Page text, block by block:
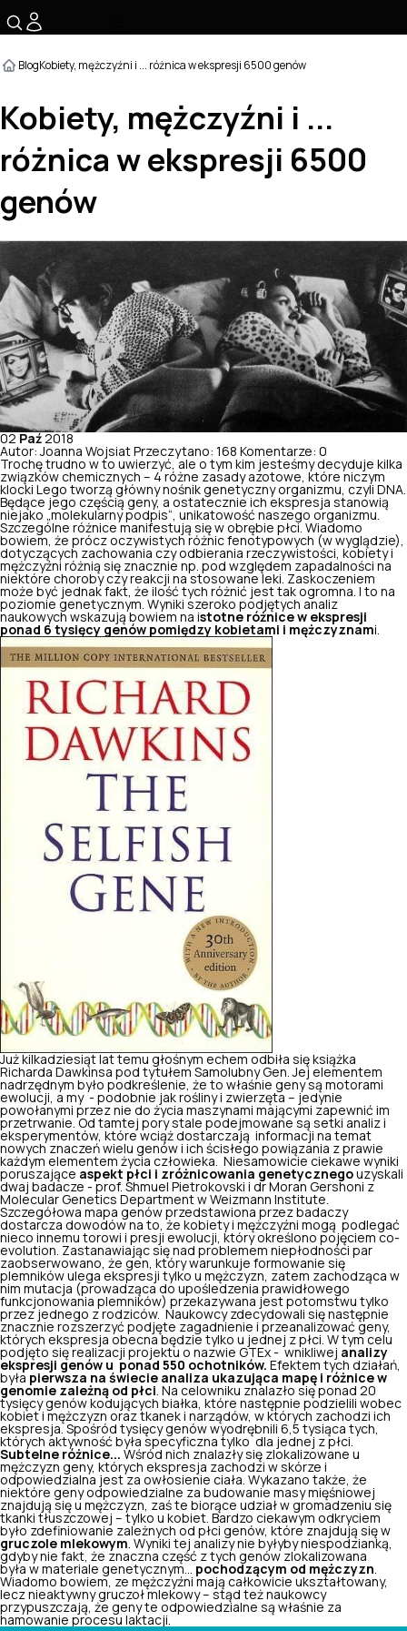
BlogKobiety, mężczyźni i ... różnica w ekspresji 6500 genów
Kobiety, mężczyźni i ...
różnica w ekspresji 6500
genów
02 Paź 2018
Autor: Joanna Wojsiat Przeczytano: 168 Komentarze: 0
Trochę trudno w to uwierzyć, ale o tym kim jesteśmy decyduje kilka
związków chemicznych – 4 różne zasady azotowe, które niczym
klocki Lego tworzą główny nośnik genetyczny organizmu, czyli DNA.
Będące jego częścią geny, a ostatecznie ich ekspresja stanowią
niejako „molekularny podpis“, unikatowość naszego organizmu.
Szczególne różnice manifestują się w obrębie płci. Wiadomo
bowiem, że prócz oczywistych różnic fenotypowych (w wyglądzie),
dotyczących zachowania czy odbierania rzeczywistości, kobiety i
mężczyźni różnią się znacznie np. pod względem zapadalności na
niektóre choroby czy reakcji na stosowane leki. Zaskoczeniem
może być jednak fakt, że ilość tych różnić jest tak ogromna. I to na
poziomie genetycznym. Wyniki szeroko podjętych analiz
naukowych wskazują bowiem na istotne różnice w ekspresji
ponad 6 tysięcy genów pomiędzy kobietami i mężczyznami.
Już kilkadziesiąt lat temu głośnym echem odbiła się książka
Richarda Dawkinsa pod tytułem Samolubny Gen. Jej elementem
nadrzędnym było podkreślenie, że to właśnie geny są motorami
ewolucji, a my - podobnie jak rośliny i zwierzęta – jedynie
powołanymi przez nie do życia maszynami mającymi zapewnić im
przetrwanie. Od tamtej pory stale podejmowane są setki analiz i
eksperymentów, które wciąż dostarczają informacji na temat
nowych znaczeń wielu genów i ich ścisłego powiązania z prawie
każdym elementem życia człowieka. Niesamowicie ciekawe wyniki
poruszające aspekt płci i zróżnicowania genetycznego uzyskali
dwaj badacze - prof. Shmuel Pietrokovski i dr Moran Gershoni z
Molecular Genetics Department w Weizmann Institute.
Szczegółowa mapa genów przedstawiona przez badaczy
dostarcza dowodów na to, że kobiety i mężczyźni mogą podlegać
nieco innemu torowi i presji ewolucji, który określono pojęciem co-
evolution. Zastanawiając się nad problemem niepłodności par
zaobserwowano, że gen, który warunkuje formowanie się
plemników ulega ekspresji tylko u mężczyzn, zatem zachodząca w
nim mutacja (prowadząca do upośledzenia prawidłowego
funkcjonowania plemników) przekazywana jest potomstwu tylko
przez jednego z rodziców. Naukowcy zdecydowali się następnie
znacznie rozszerzyć podjęte zagadnienie i przeanalizować geny,
których ekspresja obecna będzie tylko u jednej z płci. W tym celu
podjęto się realizacji projektu o nazwie GTEx - wnikliwej analizy
ekspresji genów u ponad 550 ochotników. Efektem tych działań,
była pierwsza na świecie analiza ukazująca mapę i różnice w
genomie zależną od płci . Na celowniku znalazło się ponad 20
tysięcy genów kodujących białka, które następnie podzielili wobec
kobiet i mężczyzn oraz tkanek i narządów, w których zachodzi ich
ekspresja. Spośród tysięcy genów wyodrębnili 6,5 tysiąca tych,
których aktywność była specyficzna tylko dla jednej z płci.
Subtelne różnice...
Wśród nich znalazły się zlokalizowane u
mężczyzn geny, których ekspresja zachodzi w skórze i
odpowiedzialna jest za owłosienie ciała. Wykazano także, że
niektóre geny odpowiedzialne za budowanie masy mięśniowej
znajdują się u mężczyzn, zaś te biorące udział w gromadzeniu się
tkanki tłuszczowej – tylko u kobiet. Bardzo ciekawym odkryciem
było zdefiniowanie zależnych od płci genów, które znajdują się w
gruczole mlekowym . Wyniki tej analizy nie byłyby niespodzianką,
gdyby nie fakt, że znaczna część z tych genów zlokalizowana
była w materiale genetycznym... pochodzącym od mężczyzn
Wiadomo bowiem, ze mężczyźni mają całkowicie ukształtowany,
lecz nieaktywny gruczoł mlekowy – stąd też naukowcy
przypuszczają, że geny te odpowiedzialne są właśnie za
hamowanie procesu laktacji.